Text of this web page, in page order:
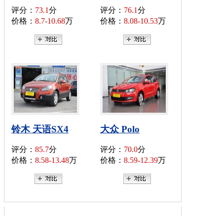
评分： 73.1分
价格： 8.7-10.68万
评分： 76.1分
价格： 8.08-10.53万
铃木 天语SX4
评分： 85.7分
价格： 8.58-13.48万
大众 Polo
评分： 70.0分
价格： 8.59-12.39万